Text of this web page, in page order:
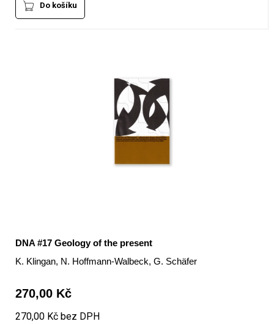
Do košíku
DNA #17 Geology of the present
K. Klingan, N. Hoffmann-Walbeck, G. Schäfer
270,00 Kč
270,00 Kč bez DPH